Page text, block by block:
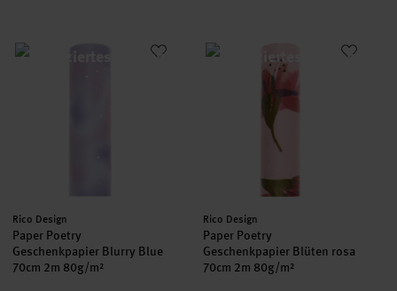
Paper Poetry Geschenkpapier Blurry Blue 70cm 2m 80g/m²
Hersteller:
Rico Design
Paper Poetry
Geschenkpapier Blurry Blue
70cm 2m 80g/m²
Paper Poetry Geschenkpapier
Hersteller:
Rico Design
Paper Poetry
Geschenkpapier Blüten rosa
70cm 2m 80g/m²